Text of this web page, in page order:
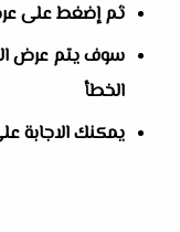
ثم إضغط على
سوف يتم عرض
الخطأ
يمكنك الاجابة